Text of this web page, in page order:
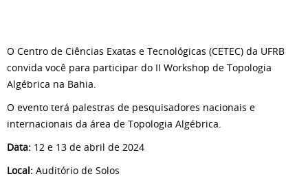
O Centro de Ciências Exatas e Tecnológicas (CETEC) da UFRB
convida você para participar do II Workshop de Topologia
Algébrica na Bahia.
O evento terá palestras de pesquisadores nacionais e
internacionais da área de Topologia Algébrica.
Data: 12 e 13 de abril de 2024
Local: Auditório de Solos